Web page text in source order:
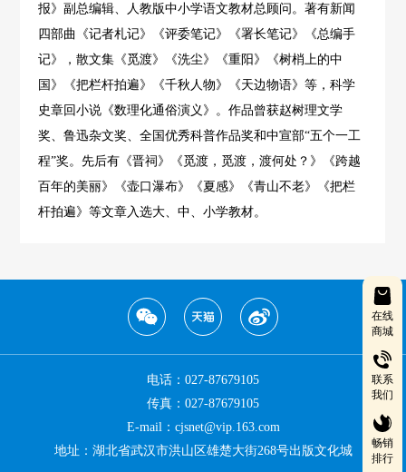
在线
商城
联系
我们
畅销
排行
报》副总编辑、人教版中小学语文教材总顾问。著有新闻
四部曲《记者札记》《评委笔记》《署长笔记》《总编手
记》，散文集《觅渡》《洗尘》《重阳》《树梢上的中
国》《把栏杆拍遍》《千秋人物》《天边物语》等，科学
史章回小说《数理化通俗演义》。作品曾获赵树理文学
奖、鲁迅杂文奖、全国优秀科普作品奖和中宣部“五个一工
程”奖。先后有《晋祠》《觅渡，觅渡，渡何处？》《跨越
百年的美丽》《壶口瀑布》《夏感》《青山不老》《把栏
杆拍遍》等文章入选大、中、小学教材。
电话：027-87679105
传真：027-87679105
E-mail：cjsnet@vip.163.com
地址：湖北省武汉市洪山区雄楚大街268号出版文化城